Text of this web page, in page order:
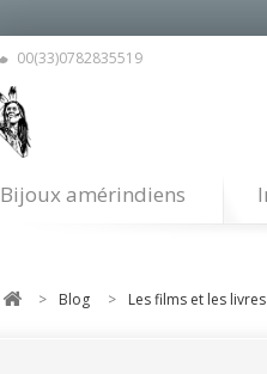
00(33)0782835519
Bijoux amérindiens
> Blog > Les films et les